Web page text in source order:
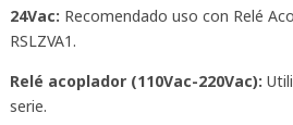
24Vac: Recomendado uso con Relé
RSLZVA1.
Relé acoplador (110Vac-220Vac):
serie.